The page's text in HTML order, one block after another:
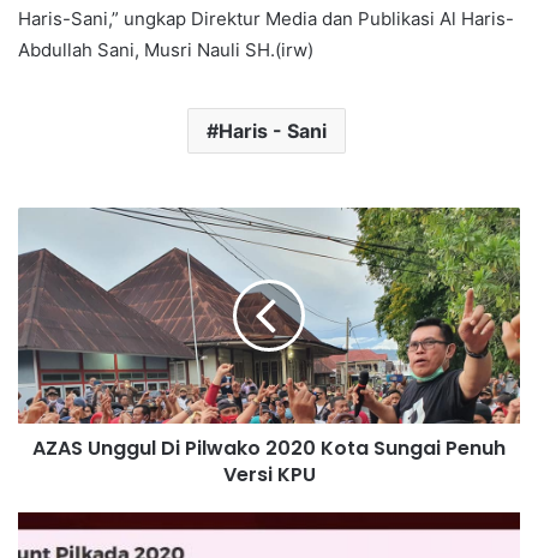
Haris-Sani,” ungkap Direktur Media dan Publikasi Al Haris-
Abdullah Sani, Musri Nauli SH.(irw)
Haris - Sani
AZAS Unggul Di Pilwako 2020 Kota Sungai Penuh
Versi KPU